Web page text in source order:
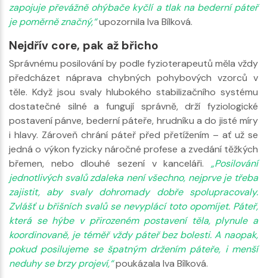
zapojuje převážně ohýbače kyčlí a tlak na bederní páteř
je poměrně značný,“upozornila Iva Bílková.
Nejdřív core, pak až břicho
Správnému posilování by podle fyzioterapeutů měla vždy
předcházet náprava chybných pohybových vzorců v
těle. Když jsou svaly hlubokého stabilizačního systému
dostatečné silné a fungují správně, drží fyziologické
postavení pánve, bederní páteře, hrudníku a do jisté míry
i hlavy. Zároveň chrání páteř před přetížením – ať už se
jedná o výkon fyzicky náročné profese a zvedání těžkých
břemen, nebo dlouhé sezení v kanceláři. „Posilování
jednotlivých svalů zdaleka není všechno, nejprve je třeba
zajistit, aby svaly dohromady dobře spolupracovaly.
Zvlášť u břišních svalů se nevyplácí toto opomíjet. Páteř,
která se hýbe v přirozeném postavení těla, plynule a
koordinovaně, je téměř vždy páteř bez bolesti. A naopak,
pokud posilujeme se špatným držením páteře, i menší
neduhy se brzy projeví,“poukázala Iva Bílková.